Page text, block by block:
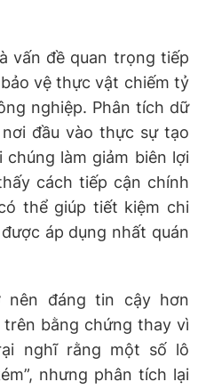
vấn đề quan trọng tiếp
vệ thực vật chiếm tỷ
nghiệp. Phân tích dữ
đầu vào thực sự tạo
chúng làm giảm biên lợi
cách tiếp cận chính
thể giúp tiết kiệm chi
áp dụng nhất quán
đáng tin cậy hơn
bằng chứng thay vì
nghĩ rằng một số lô
nhưng phân tích lại